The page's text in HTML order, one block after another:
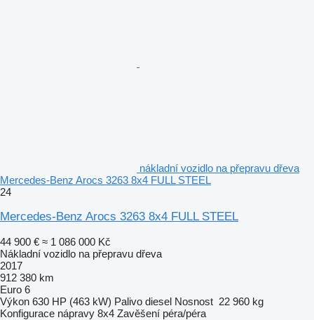
nákladní vozidlo na přepravu dřeva
Mercedes-Benz Arocs 3263 8x4 FULL STEEL
24
Mercedes-Benz Arocs 3263 8x4 FULL STEEL
44 900 € ≈ 1 086 000 Kč
Nákladní vozidlo na přepravu dřeva
2017
912 380 km
Euro 6
Výkon 630 HP (463 kW) Palivo diesel Nosnost 22 960 kg
Konfigurace nápravy 8x4 Zavěšení péra/péra